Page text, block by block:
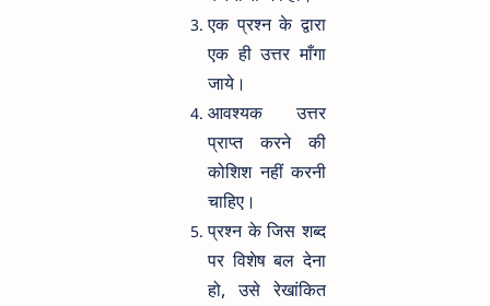
एक प्रश्न के द्वारा
एक ही उत्तर माँगा
जाये।
आवश्यक उत्तर
प्राप्त करने की
कोशिश नहीं करनी
चाहिए।
प्रश्न के जिस शब्द
पर विशेष बल देना
हो, उसे रेखांकित